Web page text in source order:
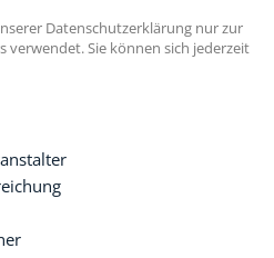
Datenschutzerklärung nur zur
verwendet. Sie können sich jederzeit